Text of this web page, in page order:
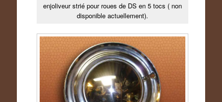
enjoliveur strié pour roues de DS en 5 tocs ( non
disponible actuellement).